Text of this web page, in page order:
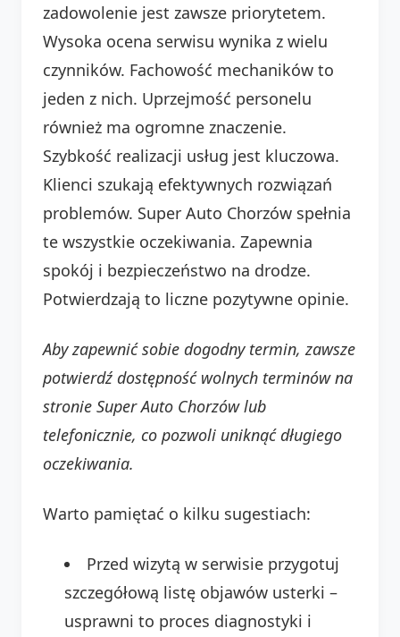
zadowolenie jest zawsze priorytetem.
Wysoka ocena serwisu wynika z wielu
czynników. Fachowość mechaników to
jeden z nich. Uprzejmość personelu
również ma ogromne znaczenie.
Szybkość realizacji usług jest kluczowa.
Klienci szukają efektywnych rozwiązań
problemów. Super Auto Chorzów spełnia
te wszystkie oczekiwania. Zapewnia
spokój i bezpieczeństwo na drodze.
Potwierdzają to liczne pozytywne opinie.
Aby zapewnić sobie dogodny termin, zawsze
potwierdź dostępność wolnych terminów na
stronie Super Auto Chorzów lub
telefonicznie, co pozwoli uniknąć długiego
oczekiwania.
Warto pamiętać o kilku sugestiach:
Przed wizytą w serwisie przygotuj
szczegółową listę objawów usterki –
usprawni to proces diagnostyki i